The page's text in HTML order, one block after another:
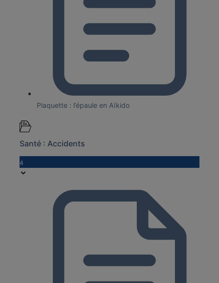
Plaquette : l’épaule en Aïkido
Santé : Accidents
4